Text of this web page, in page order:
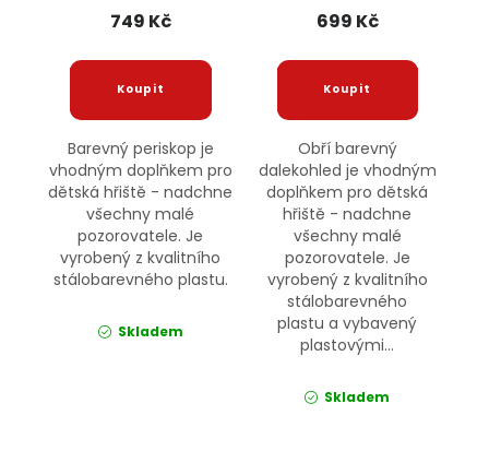
749 Kč
Barevný periskop je
vhodným doplňkem pro
dětská hřiště - nadchne
všechny malé
pozorovatele. Je
vyrobený z kvalitního
stálobarevného plastu.
Skladem
699 Kč
Obří barevný
dalekohled je vhodným
doplňkem pro dětská
hřiště - nadchne
všechny malé
pozorovatele. Je
vyrobený z kvalitního
stálobarevného
plastu a vybavený
plastovými...
Skladem